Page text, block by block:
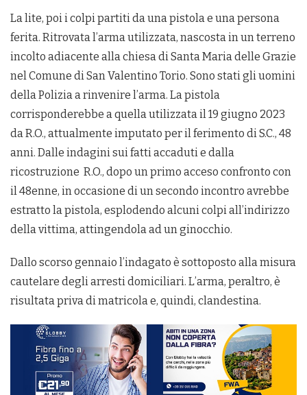
La lite, poi i colpi partiti da una pistola e una persona
ferita. Ritrovata l’arma utilizzata, nascosta in un terreno
incolto adiacente alla chiesa di Santa Maria delle Grazie
nel Comune di San Valentino Torio. Sono stati gli uomini
della Polizia a rinvenire l’arma. La pistola
corrisponderebbe a quella utilizzata il 19 giugno 2023
da R.O., attualmente imputato per il ferimento di S.C., 48
anni. Dalle indagini sui fatti accaduti e dalla
ricostruzione R.O., dopo un primo acceso confronto con
il 48enne, in occasione di un secondo incontro avrebbe
estratto la pistola, esplodendo alcuni colpi all’indirizzo
della vittima, attingendola ad un ginocchio.
Dallo scorso gennaio l’indagato è sottoposto alla misura
cautelare degli arresti domiciliari. L’arma, peraltro, è
risultata priva di matricola e, quindi, clandestina.